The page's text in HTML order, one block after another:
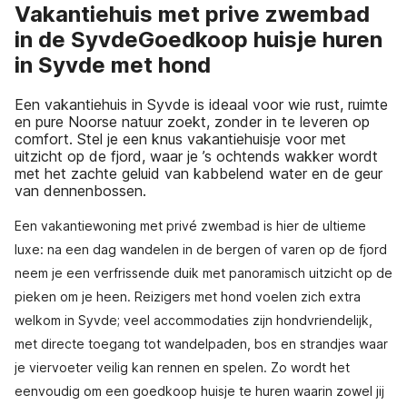
Vakantiehuis met prive zwembad
in de SyvdeGoedkoop huisje huren
in Syvde met hond
Een vakantiehuis in Syvde is ideaal voor wie rust, ruimte
en pure Noorse natuur zoekt, zonder in te leveren op
comfort. Stel je een knus vakantiehuisje voor met
uitzicht op de fjord, waar je ’s ochtends wakker wordt
met het zachte geluid van kabbelend water en de geur
van dennenbossen.
Een vakantiewoning met privé zwembad is hier de ultieme
luxe: na een dag wandelen in de bergen of varen op de fjord
neem je een verfrissende duik met panoramisch uitzicht op de
pieken om je heen. Reizigers met hond voelen zich extra
welkom in Syvde; veel accommodaties zijn hondvriendelijk,
met directe toegang tot wandelpaden, bos en strandjes waar
je viervoeter veilig kan rennen en spelen. Zo wordt het
eenvoudig om een goedkoop huisje te huren waarin zowel jij